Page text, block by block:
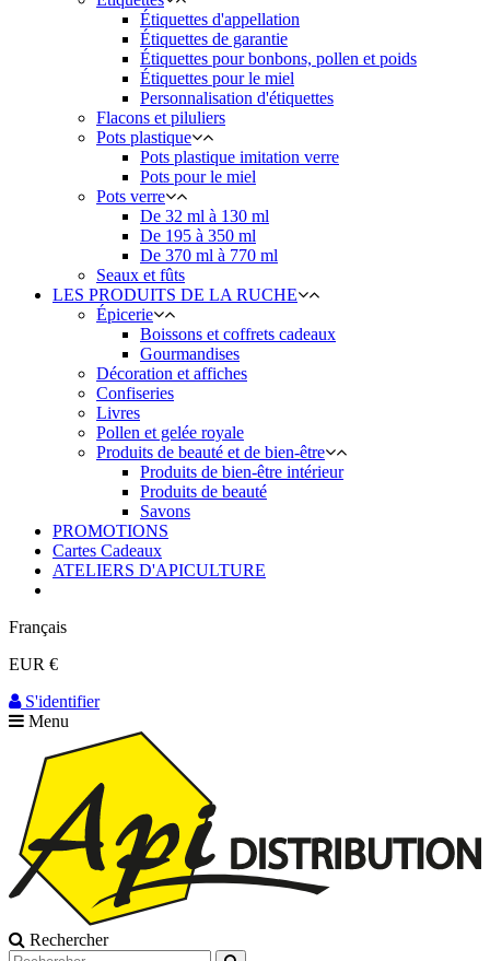
Étiquettes d'appellation
Étiquettes de garantie
Étiquettes pour bonbons, pollen et poids
Étiquettes pour le miel
Personnalisation d'étiquettes
Flacons et piluliers
Pots plastique
Pots plastique imitation verre
Pots pour le miel
Pots verre
De 32 ml à 130 ml
De 195 à 350 ml
De 370 ml à 770 ml
Seaux et fûts
LES PRODUITS DE LA RUCHE
Épicerie
Boissons et coffrets cadeaux
Gourmandises
Décoration et affiches
Confiseries
Livres
Pollen et gelée royale
Produits de beauté et de bien-être
Produits de bien-être intérieur
Produits de beauté
Savons
PROMOTIONS
Cartes Cadeaux
ATELIERS D'APICULTURE
Français
EUR €
S'identifier
Menu
Rechercher